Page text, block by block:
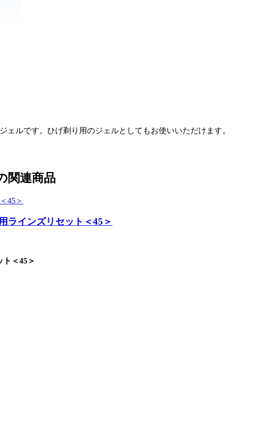
ェルです。ひげ剃り用のジェルとしてもお使いいただけます。
関連商品
ラインズリセット＜45＞
＜45＞